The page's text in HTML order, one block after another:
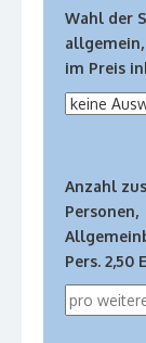
Wahl der
allgemein,
im Preis
Anzahl
Personen,
Pers. 2,50